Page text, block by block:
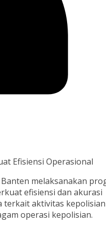
Efisiensi Operasional
melaksanakan
efisiensi dan akurasi
terkait aktivitas kepolisian
operasi kepolisian.